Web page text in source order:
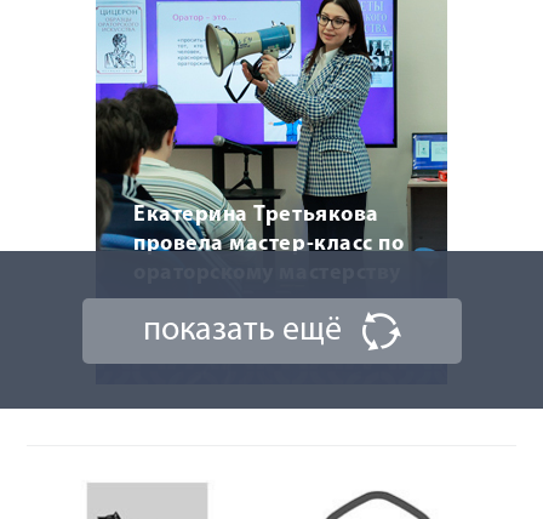
Екатерина Третьякова
провела мастер-класс по
20 марта 2026
показать ещё